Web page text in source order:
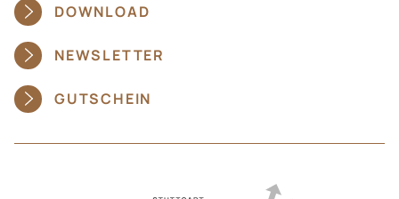
DOWNLOAD
NEWSLETTER
GUTSCHEIN